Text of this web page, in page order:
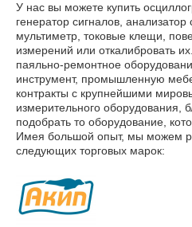
У нас вы можете купить
генератор сигналов, анализатор
мультиметр, токовые клещи,
измерений или откалибровать
паяльно-ремонтное
инструмент, промышленную
контракты с крупнейшими
измерительного оборудования,
подобрать то оборудование,
Имея большой опыт, мы можем
следующих торговых марок: